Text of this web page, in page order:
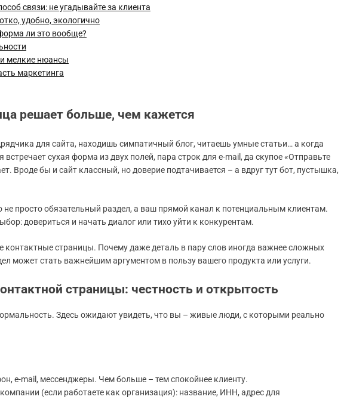
связи: не угадывайте за клиента
удобно, экологично
ли это вообще?
и мелкие нюансы
маркетинга
решает больше, чем кажется
для сайта, находишь симпатичный блог, читаешь умные статьи… а когда
сухая форма из двух полей, пара строк для e-mail, да скупое «Отправьте
Вроде бы и сайт классный, но доверие подтачивается – а вдруг тут бот, пустышка,
не просто обязательный раздел, а ваш прямой канал к потенциальным клиентам.
довериться и начать диалог или тихо уйти к конкурентам.
контактные страницы. Почему даже деталь в пару слов иногда важнее сложных
может стать важнейшим аргументом в пользу вашего продукта или услуги.
страницы: честность и открытость
Здесь ожидают увидеть, что вы – живые люди, с которыми реально
e-mail, мессенджеры. Чем больше – тем спокойнее клиенту.
(если работаете как организация): название, ИНН, адрес для